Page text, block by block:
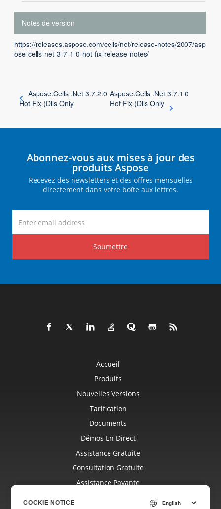
Notes de version
https://releases.aspose.com/cells/net/release-notes/2007/asp
ose-cells-net-3-7-1-0-hot-fix-release-notes/
Aspose.Cells .Net 3.7.2.0
Hot Fix (Dlls Only
Aspose.Cells .Net 3.7.1.0
Hot Fix (Dlls Only
Abonnez-vous aux mises à jour des
produits Aspose
Recevez des newsletters et des offres mensuelles
directement dans votre boîte aux lettres.
Soumettre
Accueil
Produits
Nouvelles Versions
Tarification
Documents
Démos En Direct
Assistance Gratuite
Consultation Gratuite
Assistance Payante
COOKIE NOTICE